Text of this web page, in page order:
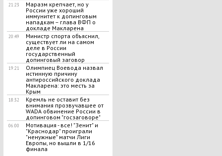
21:23
Маразм крепчает, но у
России уже хороший
иммунитет к допинговым
нападкам – глава ВФП о
докладе Макларена
20:49
Министр спорта объяснил,
существует ли на самом
деле в России
государственный
допинговый заговор
19:21
Олимпиец Воевода назвал
истинную причину
антироссийского доклада
Макларена: это месть за
Крым
18:32
Кремль не оставит без
внимания прозвучавшее от
WADA обвинение России в
допинговом "госзаговоре"
06:00
Мотивация - все! "Зенит" и
"Краснодар" проиграли
"ненужные" матчи Лиги
Европы, но вышли в 1/16
финала